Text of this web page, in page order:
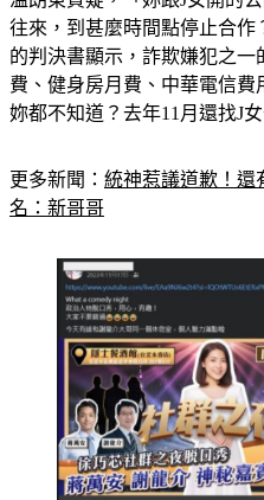
往來，到甚麼時間點停止合作
的判決書顯示，詐欺嫌犯之
費、健身房月費、中華電信
妳都不知道？去年11月還找J
更多新聞： 統神惹議道歉！還
名：新哥哥